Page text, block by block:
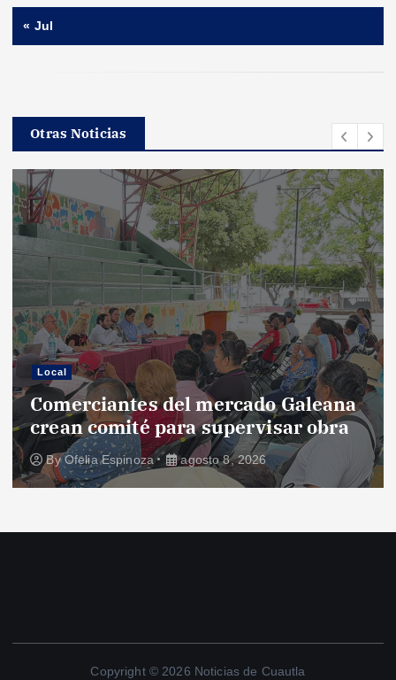
« Jul
Otras Noticias
Local
Comerciantes del mercado Galeana
crean comité para supervisar obra
ByOfelia Espinoza agosto 8, 2026
Copyright © 2026 Noticias de Cuautla